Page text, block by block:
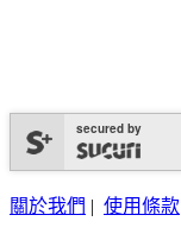
secured by
關於我們 | 使用條款